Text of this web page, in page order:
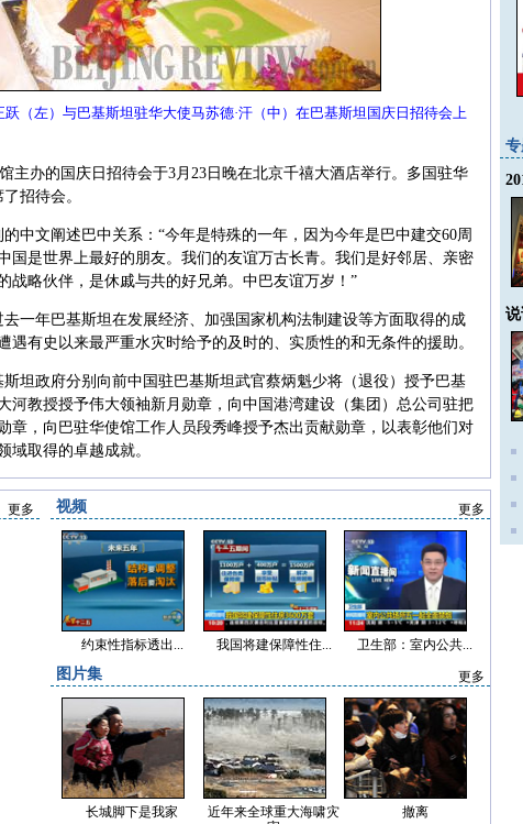
（左）与巴基斯坦驻华大使马苏德·汗（中）在巴基斯坦国庆日招待会上
主办的国庆日招待会于3月23日晚在北京千禧大酒店举行。多国驻华
招待会。
中文阐述巴中关系：“今年是特殊的一年，因为今年是巴中建交60周
国是世界上最好的朋友。我们的友谊万古长青。我们是好邻居、亲密
战略伙伴，是休戚与共的好兄弟。中巴友谊万岁！”
一年巴基斯坦在发展经济、加强国家机构法制建设等方面取得的成
有史以来最严重水灾时给予的及时的、实质性的和无条件的援助。
坦政府分别向前中国驻巴基斯坦武官蔡炳魁少将（退役）授予巴基
河教授授予伟大领袖新月勋章，向中国港湾建设（集团）总公司驻把
章，向巴驻华使馆工作人员段秀峰授予杰出贡献勋章，以表彰他们对
域取得的卓越成就。
更多 视频 更多
约束性指标透出... 我国将建保障性住... 卫生部：室内公共...
图片集 更多
长城脚下是我家
近年来全球重大海啸灾
撤离